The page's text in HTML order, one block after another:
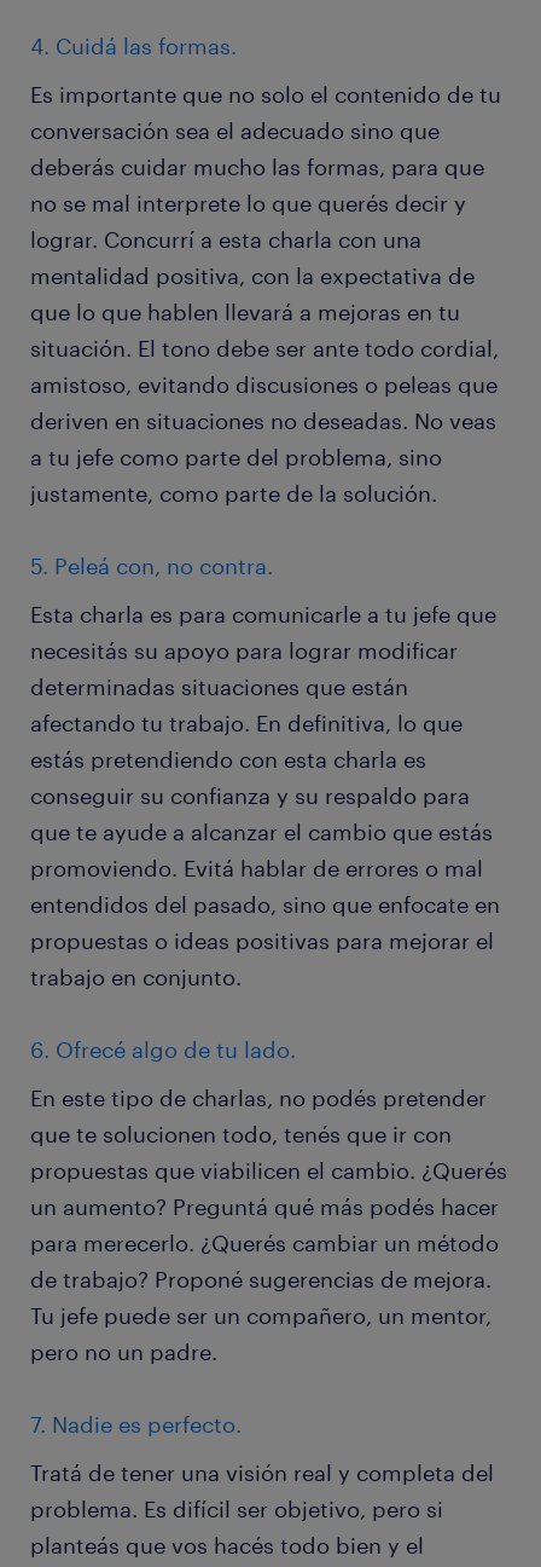
4. Cuidá las formas.
Es importante que no solo el contenido de tu
conversación sea el adecuado sino que
deberás cuidar mucho las formas, para que
no se mal interprete lo que querés decir y
lograr. Concurrí a esta charla con una
mentalidad positiva, con la expectativa de
que lo que hablen llevará a mejoras en tu
situación. El tono debe ser ante todo cordial,
amistoso, evitando discusiones o peleas que
deriven en situaciones no deseadas. No veas
a tu jefe como parte del problema, sino
justamente, como parte de la solución.
5. Peleá con, no contra.
Esta charla es para comunicarle a tu jefe que
necesitás su apoyo para lograr modificar
determinadas situaciones que están
afectando tu trabajo. En definitiva, lo que
estás pretendiendo con esta charla es
conseguir su confianza y su respaldo para
que te ayude a alcanzar el cambio que estás
promoviendo. Evitá hablar de errores o mal
entendidos del pasado, sino que enfocate en
propuestas o ideas positivas para mejorar el
trabajo en conjunto.
6. Ofrecé algo de tu lado.
En este tipo de charlas, no podés pretender
que te solucionen todo, tenés que ir con
propuestas que viabilicen el cambio. ¿Querés
un aumento? Preguntá qué más podés hacer
para merecerlo. ¿Querés cambiar un método
de trabajo? Proponé sugerencias de mejora.
Tu jefe puede ser un compañero, un mentor,
pero no un padre.
7. Nadie es perfecto.
Tratá de tener una visión real y completa del
problema. Es difícil ser objetivo, pero si
planteás que vos hacés todo bien y el